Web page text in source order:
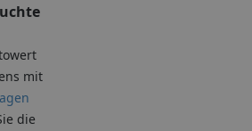
mit
die